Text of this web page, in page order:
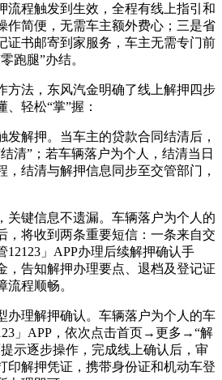
流程触发到生效，全程有线上指引和
作简便，无需车主额外费心；三是省
证书邮寄到家服务，车主无需专门前
跑腿”办结。
方法，东风汽金明确了线上解押四步
轻松“掌”握：
发解押。当车主的贷款合同结清后，
清”；若车辆落户为个人，结清当日
，结清与解押信息同步至交管部门，
关键信息不遗漏。车辆落户为个人的
，将收到两条重要短信：一条来自交
12123」APP办理后续解押确认手
，告知解押办理要点、退档及登记证
流程顺畅。
办理解押确认。车辆落户为个人的车
」APP，依次点击首页→更多→“解
示逐步操作，完成线上确认后，审
印解押凭证，携带身份证和机动车登